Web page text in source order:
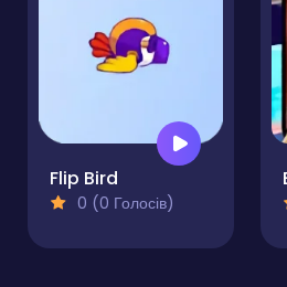
Flip Bird
0 (0 Голосів)